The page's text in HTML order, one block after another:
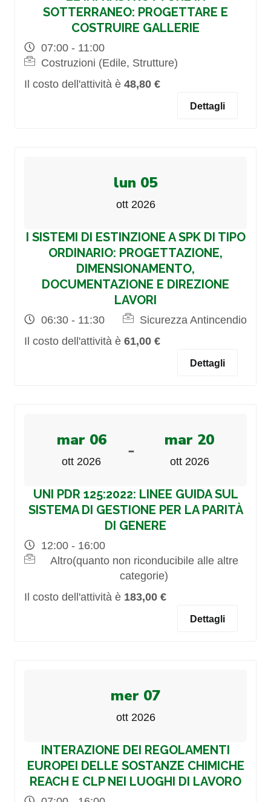
SOTTERRANEO: PROGETTARE E
COSTRUIRE GALLERIE
07:00 - 11:00
Costruzioni (Edile, Strutture)
Il costo dell'attività è 48,80 €
Dettagli
lun 05
ott 2026
I SISTEMI DI ESTINZIONE A SPK DI TIPO
ORDINARIO: PROGETTAZIONE,
DIMENSIONAMENTO,
DOCUMENTAZIONE E DIREZIONE
LAVORI
06:30 - 11:30
Sicurezza Antincendio
Il costo dell'attività è 61,00 €
Dettagli
mar 06
ott 2026 - mar 20
ott 2026
UNI PDR 125:2022: LINEE GUIDA SUL
SISTEMA DI GESTIONE PER LA PARITÀ
DI GENERE
12:00 - 16:00
Altro(quanto non riconducibile alle altre
categorie)
Il costo dell'attività è 183,00 €
Dettagli
mer 07
ott 2026
INTERAZIONE DEI REGOLAMENTI
EUROPEI DELLE SOSTANZE CHIMICHE
REACH E CLP NEI LUOGHI DI LAVORO